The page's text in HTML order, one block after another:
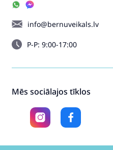
info@bernuveikals.lv
P-P: 9:00-17:00
Mēs sociālajos tīklos